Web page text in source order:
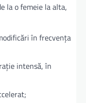
la o femeie la alta,
în frecvența
intensă, în